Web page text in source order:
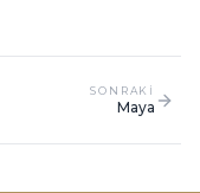
SONRAKI
Maya